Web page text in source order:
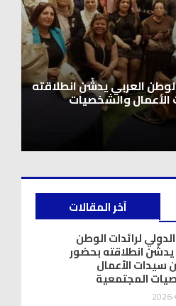
للفنان المايسترو ابراهيم
آخر المقالات
الدولي لرائدات الوطن
يدشّن انطلاقته بحضور
سيدات الأعمال
المجتمعية